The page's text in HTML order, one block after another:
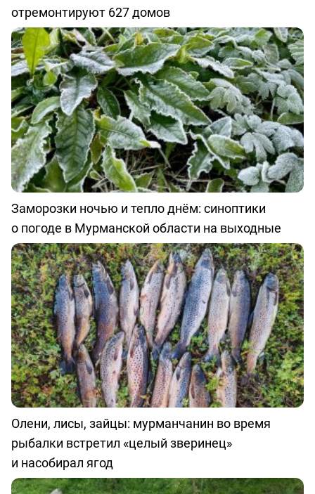
отремонтируют 627 домов
Заморозки ночью и тепло днём: синоптики
о погоде в Мурманской области на выходные
Олени, лисы, зайцы: мурманчанин во время
рыбалки встретил «целый зверинец»
и насобирал ягод